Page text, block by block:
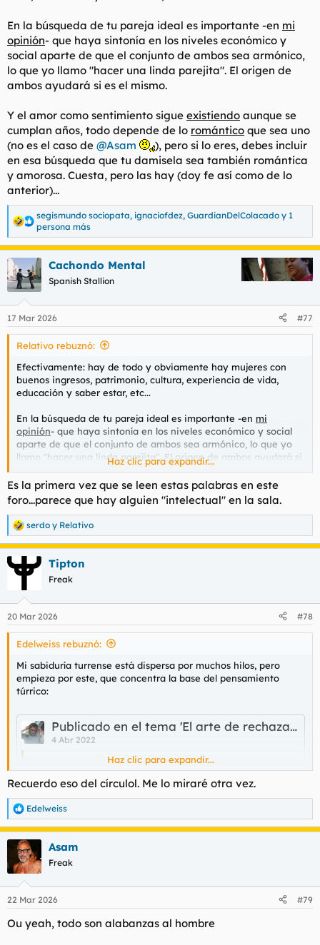
En la búsqueda de tu pareja ideal es importante -en mi
opinión- que haya sintonía en los niveles económico y
social aparte de que el conjunto de ambos sea armónico,
lo que yo llamo "hacer una linda parejita". El origen de
ambos ayudará si es el mismo.
Y el amor como sentimiento sigue existiendo aunque se
cumplan años, todo depende de lo romántico que sea uno
(no es el caso de @Asam
), pero si lo eres, debes incluir
en esa búsqueda que tu damisela sea también romántica
y amorosa. Cuesta, pero las hay (doy fe así como de lo
anterior)...
R
e
a
c
c
i
o
n
e
s
segismundo sociopata, ignaciofdez, GuardianDelColacado y 1
persona más
Cachondo Mental
Spanish Stallion
17 Mar 2026 #77
Relativo rebuznó:
Efectivamente: hay de todo y obviamente hay mujeres con
buenos ingresos, patrimonio, cultura, experiencia de vida,
educación y saber estar, etc...
En la búsqueda de tu pareja ideal es importante -en mi
opinión- que haya sintonía en los niveles económico y social
aparte de que el conjunto de ambos sea armónico, lo que yo
llamo "hacer una linda parejita". El origen de ambos ayudará si
es el mismo.
Y el amor como sentimiento sigue existiendoaunque se
cumplan años, todo depende de loromántico
que sea uno (no
es el caso de@Asam
búsqueda que tu damisela sea también romántica y amorosa.
Cuesta, pero las hay (doy fe así como de lo anterior)...
Haz clic para expandir...
Es la primera vez que se leen estas palabras en este
foro...parece que hay alguien "intelectual" en la sala.
R
e
a
c
c
e
s
serdo y Relativo
Tipton
Freak
20 Mar 2026 #78
Edelweiss rebuznó:
Mi sabiduría turrense está dispersa por muchos hilos, pero
empieza por este, que concentra la base del pensamiento
túrrico:
Publicado en el tema 'El arte de rechazar a tías'
4 Abr 2022
A mi lo que me interesaría saber es como esconde sus cartas,
como consigue que no vean que esta deseando zumbársela.
Ya se sabe, cualquier movimiento en falso...
A ver Ferris. Partiendo de la base, que tú no tienes ninguna
base, contigo es un poco dificil, pero te lo voy a explicar. Una
mujer tiene siempre su
triscartela o comenzar algo más serio con ella, tienes que
entrar en él. Eso sólo se consigue con pequeños detalles en
apariencia supérfluos para nosotros, pero que para ellas son
de suma importancia. Compartir una afición es algo que...
Edelweiss
Haz clic para expandir...
Recuerdo eso del círculol. Me lo miraré otra vez.
R
e
a
i
e
:
Edelweiss
Asam
Freak
22 Mar 2026 #79
Ou yeah, todo son alabanzas al hombre